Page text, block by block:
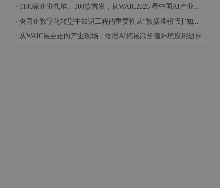
· 1100家企业扎堆、300款首发，从WAIC2026 看中国AI产业转向
· 央国企数字化转型中知识工程的重要性从“数据堆积“到“知识驱动“
· 从WAIC展台走向产业现场，物理AI拓展高价值环境应用边界